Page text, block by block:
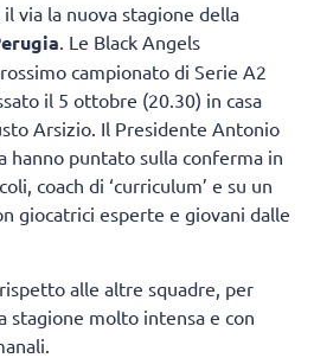
via la nuova stagione della
. Le Black Angels
campionato di Serie A2
il 5 ottobre (20.30) in casa
Arsizio. Il Presidente Antonio
hanno puntato sulla conferma in
coach di ‘curriculum’ e su un
giocatrici esperte e giovani dalle
alle altre squadre, per
stagione molto intensa e con